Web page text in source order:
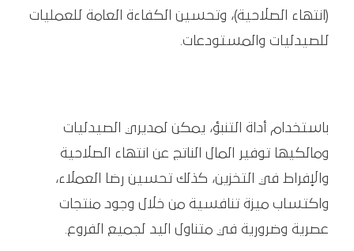
(انتهاء الصلاحية)، وتحسين الكفاءة العامة للعمليات
للصيدليات والمستودعات.
باستخدام أداة التنبؤ، يمكن لمديري الصيدليات
ومالكيها توفير المال الناتج عن انتهاء الصلاحية
والإفراط في التخزين، كذلك تحسين رضا العملاء،
واكتساب ميزة تنافسية من خلال وجود منتجات
عصرية وضرورية في متناول اليد لجميع الفروع.